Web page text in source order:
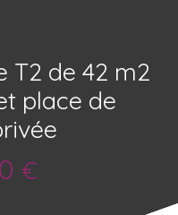
T2 de 42 m2
place de
€